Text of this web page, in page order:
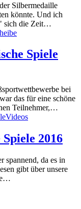
Silbermedaille
könnte. Und ich
sich die Zeit…
Spiele
bei
das für eine schöne
Teilnehmer,…
Videos
2016
spannend, da es in
gibt über unsere